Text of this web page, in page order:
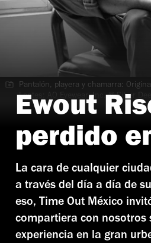
Pantalón, playera y chamarra:
Lentes: AO Eyewear, Inc. @ Silver Deer
Zapatos: H&M
Ewout
perdido
La cara de cualquier
a través del día a día de
eso, Time Out México
compartiera con nosotros
experiencia en la gran